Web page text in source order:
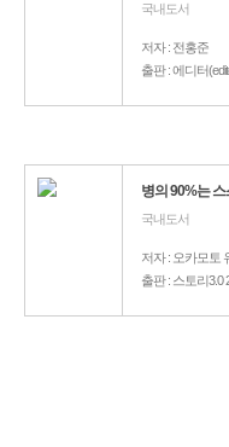
국내도서
저자 : 전홍준
출판 : 에디터
병의 90%는
국내도서
저자 : 오카모토
출판 : 스토리3.0